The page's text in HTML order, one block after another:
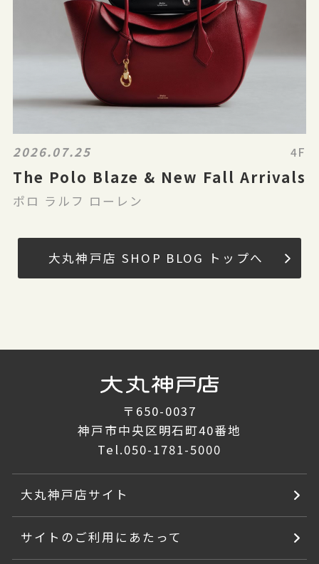
2026.07.25 4F
The Polo Blaze & New Fall Arrivals
ポロ ラルフ ローレン
大丸神戸店 SHOP BLOG トップへ
〒650-0037
神戸市中央区明石町40番地
Tel.050-1781-5000
大丸神戸店サイト
サイトのご利用にあたって